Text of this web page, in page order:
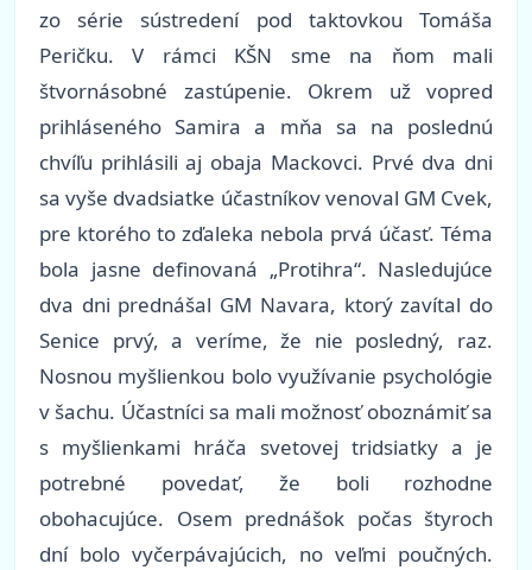
zo série sústredení pod taktovkou Tomáša
Peričku. V rámci KŠN sme na ňom mali
štvornásobné zastúpenie. Okrem už vopred
prihláseného Samira a mňa sa na poslednú
chvíľu prihlásili aj obaja Mackovci. Prvé dva dni
sa vyše dvadsiatke účastníkov venoval GM Cvek,
pre ktorého to zďaleka nebola prvá účasť. Téma
bola jasne definovaná „Protihra“. Nasledujúce
dva dni prednášal GM Navara, ktorý zavítal do
Senice prvý, a veríme, že nie posledný, raz.
Nosnou myšlienkou bolo využívanie psychológie
v šachu. Účastníci sa mali možnosť oboznámiť sa
s myšlienkami hráča svetovej tridsiatky a je
potrebné povedať, že boli rozhodne
obohacujúce. Osem prednášok počas štyroch
dní bolo vyčerpávajúcich, no veľmi poučných.